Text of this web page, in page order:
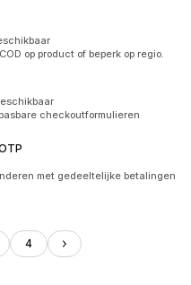
op product of beperk op regio.
checkoutformulieren
met gedeeltelijke betalingen
4